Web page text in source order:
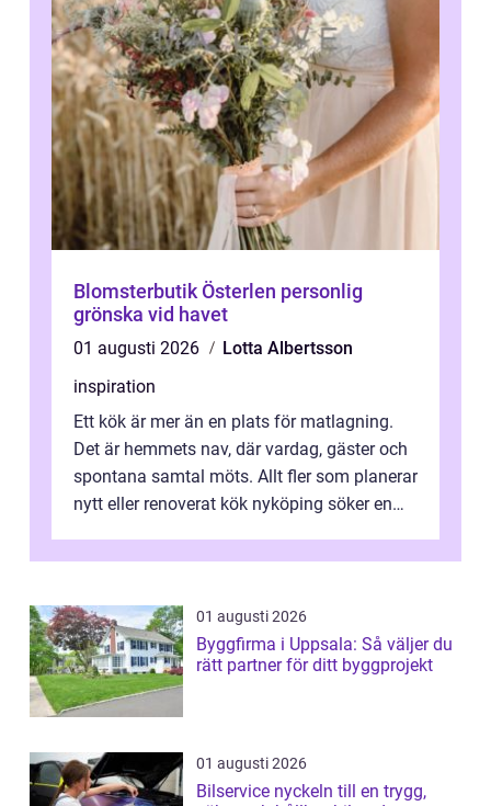
Blomsterbutik Österlen personlig
grönska vid havet
01 augusti 2026
Lotta Albertsson
inspiration
Ett kök är mer än en plats för matlagning.
Det är hemmets nav, där vardag, gäster och
spontana samtal möts. Allt fler som planerar
nytt eller renoverat kök nyköping söker en
01 augusti 2026
Byggfirma i Uppsala: Så väljer du
rätt partner för ditt byggprojekt
01 augusti 2026
Bilservice nyckeln till en trygg,